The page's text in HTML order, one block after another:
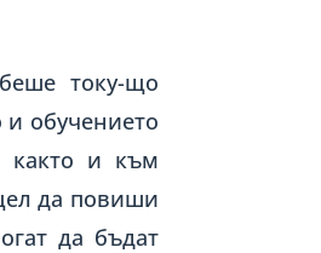
току-що
обучението
както и към
да повиши
да бъдат